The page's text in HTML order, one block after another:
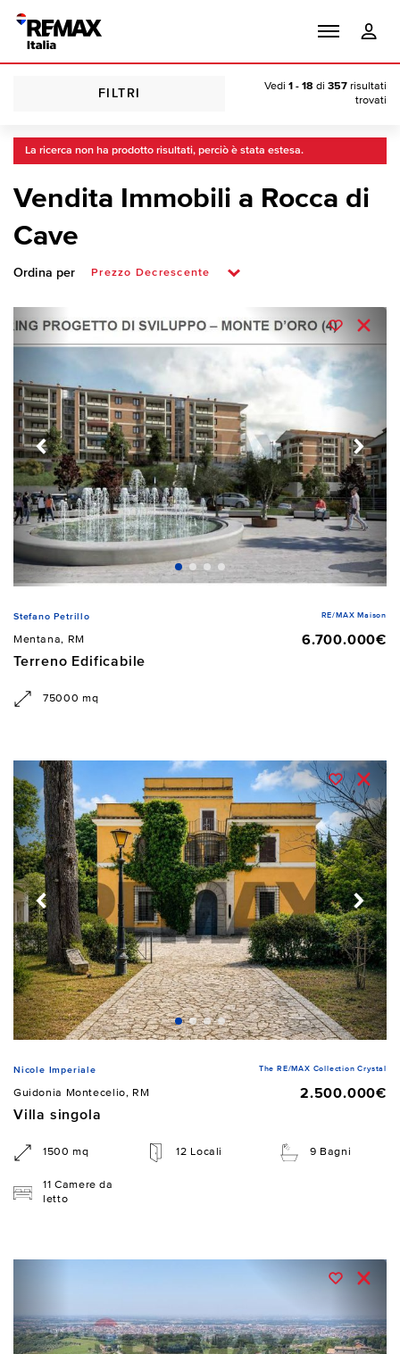
FILTRI
Vedi 1 - 18 di 357 risultati
trovati
La ricerca non ha prodotto risultati, perciò è stata estesa.
Vendita Immobili a Rocca di
Cave
Ordina per
Stefano Petrillo RE/MAX Maison
Mentana, RM
6.700.000€
Terreno Edificabile
75000 mq
Nicole Imperiale The RE/MAX Collection Crystal
Guidonia Montecelio, RM
2.500.000€
Villa singola
1500 mq 12 Locali 9 Bagni
11 Camere da
letto